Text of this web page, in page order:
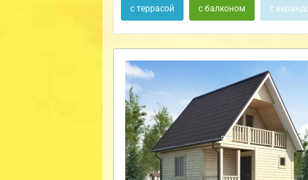
с террасой с балконом с